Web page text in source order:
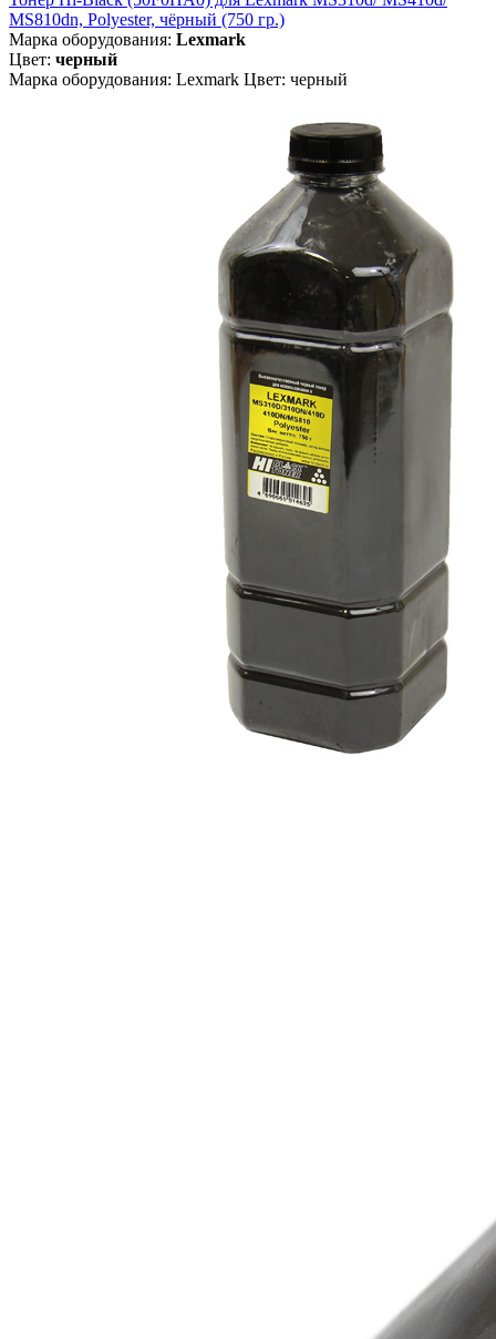
MS810dn, Polyester, чёрный (750 гр.)
Марка оборудования: Lexmark
Цвет: черный
Марка оборудования: Lexmark Цвет: черный